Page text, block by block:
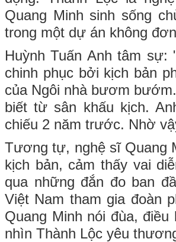
Quang Minh sinh sống
trong một dự án không
Huỳnh Tuấn Anh tâm
chinh phục bởi kịch bản
của Ngôi nhà bươm
biết từ sân khấu kịch.
chiếu 2 năm trước. Nhờ
Tương tự, nghệ sĩ Quang
kịch bản, cảm thấy vai
qua những đắn đo ban
Việt Nam tham gia đoàn
Quang Minh nói đùa,
nhìn Thành Lộc yêu